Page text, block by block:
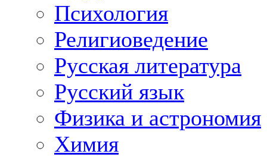
Психология
Религиоведение
Русская литература
Русский язык
Физика и астрономия
Химия